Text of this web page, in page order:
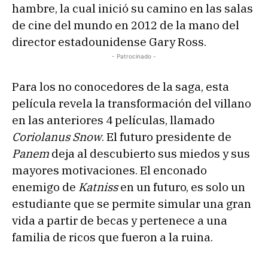
hambre, la cual inició su camino en las salas
de cine del mundo en 2012 de la mano del
director estadounidense Gary Ross.
- Patrocinado -
Para los no conocedores de la saga, esta
película revela la transformación del villano
en las anteriores 4 películas, llamado
Coriolanus Snow. El futuro presidente de
Panem deja al descubierto sus miedos y sus
mayores motivaciones. El enconado
enemigo de Katnissen un futuro, es solo un
estudiante que se permite simular una gran
vida a partir de becas y pertenece a una
familia de ricos que fueron a la ruina.